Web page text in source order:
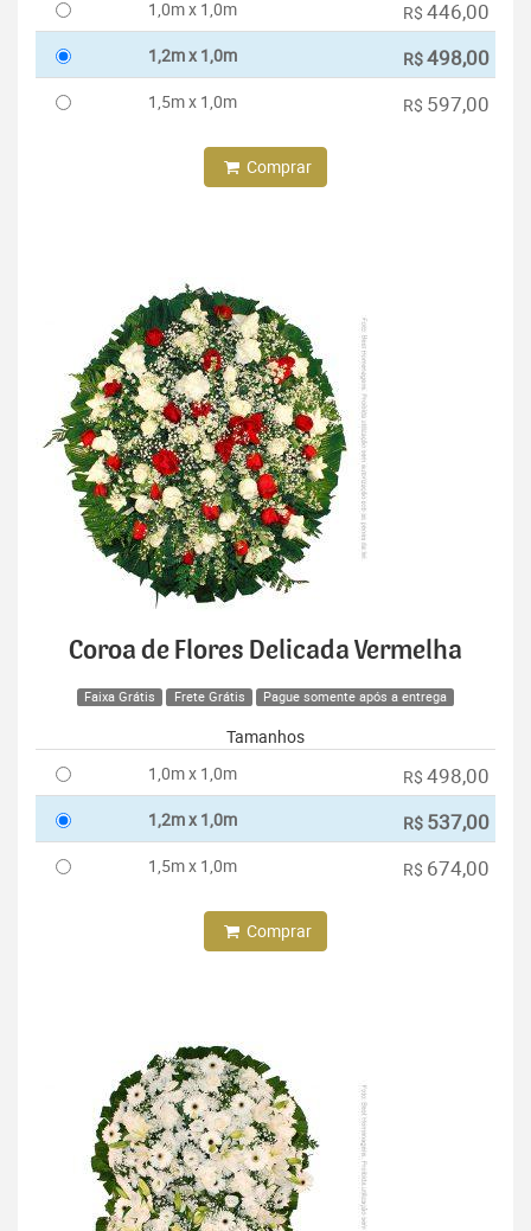
1,0m x 1,0m R$ 446,00
1,2m x 1,0m R$498,00
1,5m x 1,0m R$ 597,00
Comprar
Coroa de Flores Delicada Vermelha
Faixa Grátis Frete Grátis Pague somente após a entrega
Tamanhos
1,0m x 1,0m
R$ 498,00
1,2m x 1,0m R$ 537,00
1,5m x 1,0m R$ 674,00
Comprar